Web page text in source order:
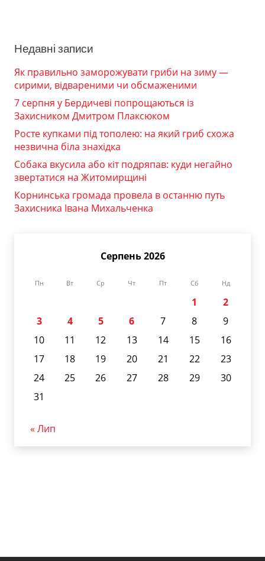
Недавні записи
Як правильно заморожувати гриби на зиму —
сирими, відвареними чи обсмаженими
7 серпня у Бердичеві попрощаються із
Захисником Дмитром Плаксюком
Росте купками під тополею: на який гриб схожа
незвична біла знахідка
Собака вкусила або кіт подряпав: куди негайно
звертатися на Житомирщині
Корнинська громада провела в останню путь
Захисника Івана Михальченка
Серпень 2026
Пн Вт Ср Чт Пт Сб Нд
1
2
3
4 5 6 7 8
9
10
11 12 13 14 15
16
17
18 19 20 21 22
23
24
25 26 27 28 29
30
31
« Лип